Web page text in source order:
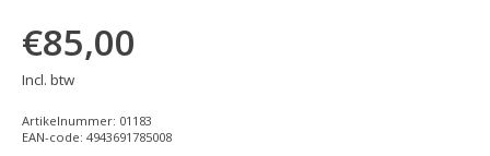
€85,00
Incl. btw
Artikelnummer: 01183
EAN-code: 4943691785008